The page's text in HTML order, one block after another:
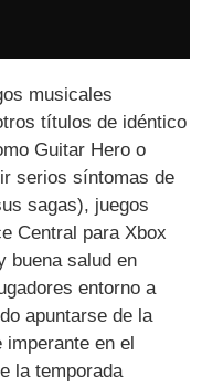
musicales
títulos de idéntico
Guitar Hero o
serios síntomas de
sagas), juegos
Central para Xbox
buena salud en
entorno a
apuntarse de la
imperante en el
la temporada